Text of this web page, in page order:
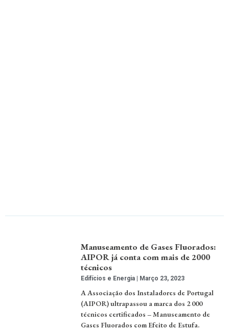
Manuseamento de Gases Fluorados:
AIPOR já conta com mais de 2000
técnicos
Edifícios e Energia Março 23, 2023
A Associação dos Instaladores de Portugal
(AIPOR) ultrapassou a marca dos 2 000
técnicos certificados – Manuseamento de
Gases Fluorados com Efeito de Estufa.